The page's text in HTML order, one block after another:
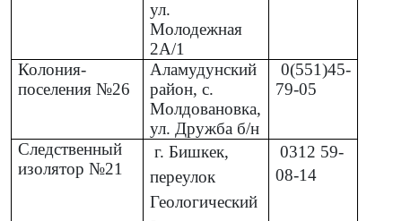
ул.
Молодежная
2А/1
Колония-
поселения №26
Аламудунский
район, с.
Молдовановка,
ул. Дружба б/н
0(551)45-
79-05
Следственный
изолятор №21
г. Бишкек,
переулок
Геологический
0312 59-
08-14